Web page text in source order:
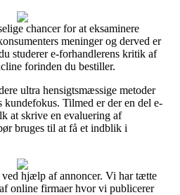
chancer for at eksaminere
meninger og derved er
studerer e-forhandlerens kritik af
forinden du bestiller.
ultra hensigtsmæssige metoder
kundefokus. Tilmed er der en del e-
at skrive en evaluering af
bruges til at få et indblik i
ved hjælp af annoncer. Vi har tætte
online firmaer hvor vi publicerer